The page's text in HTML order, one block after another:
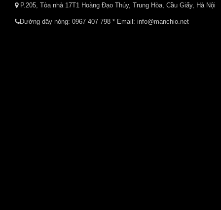
P.205, Tòa nhà 17T1 Hoàng Đạo Thúy, Trung Hòa, Cầu Giấy, Hà Nội
Đường dây nóng: 0967 407 798 * Email: info@manchio.net